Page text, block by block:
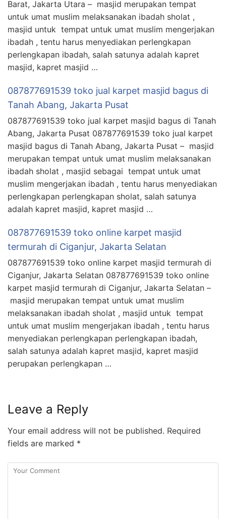
Barat, Jakarta Utara – masjid merupakan tempat
untuk umat muslim melaksanakan ibadah sholat ,
masjid untuk tempat untuk umat muslim mengerjakan
ibadah , tentu harus menyediakan perlengkapan
perlengkapan ibadah, salah satunya adalah kapret
masjid, kapret masjid …
087877691539 toko jual karpet masjid bagus di
Tanah Abang, Jakarta Pusat
087877691539 toko jual karpet masjid bagus di Tanah
Abang, Jakarta Pusat 087877691539 toko jual karpet
masjid bagus di Tanah Abang, Jakarta Pusat – masjid
merupakan tempat untuk umat muslim melaksanakan
ibadah sholat , masjid sebagai tempat untuk umat
muslim mengerjakan ibadah , tentu harus menyediakan
perlengkapan perlengkapan sholat, salah satunya
adalah kapret masjid, kapret masjid …
087877691539 toko online karpet masjid
termurah di Ciganjur, Jakarta Selatan
087877691539 toko online karpet masjid termurah di
Ciganjur, Jakarta Selatan 087877691539 toko online
karpet masjid termurah di Ciganjur, Jakarta Selatan –
masjid merupakan tempat untuk umat muslim
melaksanakan ibadah sholat , masjid untuk tempat
untuk umat muslim mengerjakan ibadah , tentu harus
menyediakan perlengkapan perlengkapan ibadah,
salah satunya adalah kapret masjid, kapret masjid
perupakan perlengkapan …
Leave a Reply
Your email address will not be published. Required
fields are marked *